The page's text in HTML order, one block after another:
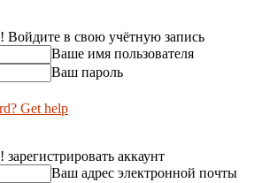
Войдите в свою учётную запись
Ваше имя пользователя
Ваш пароль
Get help
аккаунт
Ваш адрес электронной почты